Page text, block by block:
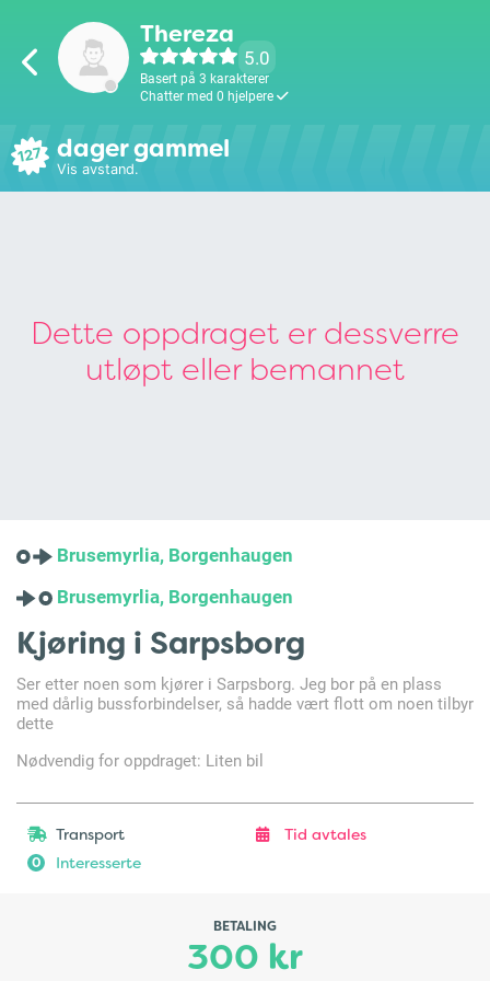
Thereza
5.0
Basert på 3 karakterer
Chatter med 0 hjelpere
127 dager gammel
Vis avstand.
Dette oppdraget er dessverre
utløpt eller bemannet
Brusemyrlia, Borgenhaugen
Brusemyrlia, Borgenhaugen
Kjøring i Sarpsborg
Ser etter noen som kjører i Sarpsborg. Jeg bor på en plass
med dårlig bussforbindelser, så hadde vært flott om noen tilbyr
dette
Nødvendig for oppdraget: Liten bil
Transport Tid avtales
0 Interesserte
BETALING
300 kr